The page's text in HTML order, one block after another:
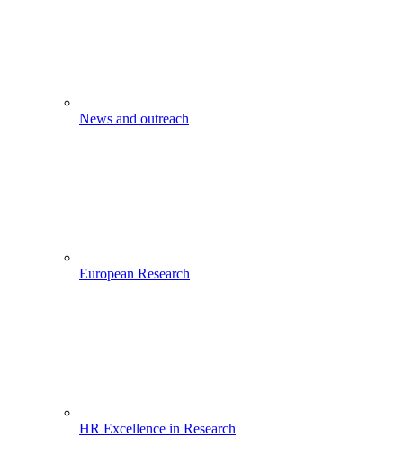
News and outreach
European Research
HR Excellence in Research